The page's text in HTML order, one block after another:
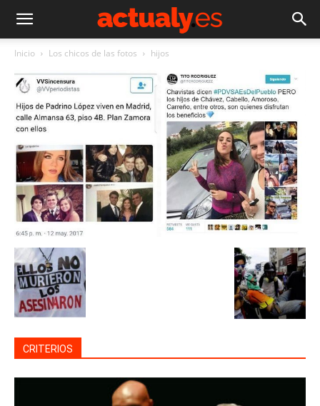
Inicio Los chicos de las fotos hijos
CRITERIOS